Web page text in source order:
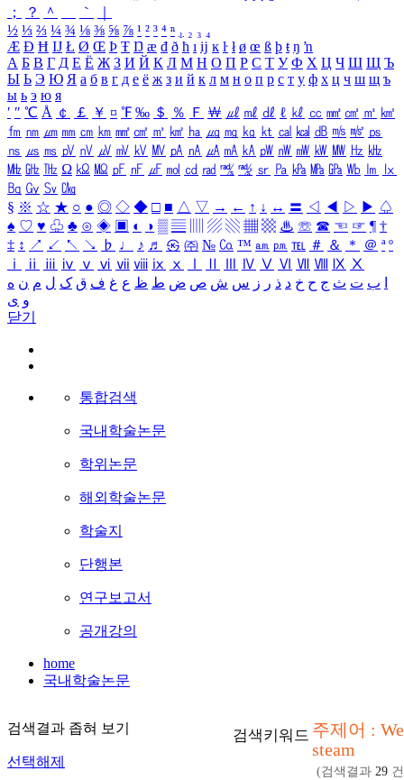
；
？ ＾ ｀
½ ⅓ ⅔ ¼ ¾ ⅛ ⅜ ⅝ ⅞ ¹ ² ³ ⁴ ⁿ ₁ ₂ ₃ ₄
Æ Ð Ħ Ĳ Ł Ø Œ Þ Ŧ Ŋ æ đ ð ħ ı ĳ ĸ ŀ ł ø œ ß þ ŧ ŋ ŉ
А Б В Г Д Е Ё Ж З И Й К Л М Н О П Р С Т У Ф Х Ц Ч Ш Щ Ъ
Ы Ь Э Ю Я а б в г д е ё ж з и й к л м н о п р с т у ф х ц ч ш щ ъ
ы ь э ю я
′ ″ ℃ Å ￠ ￡ ￥ ¤ ℉ ‰ ＄ ％ Ｆ ￦ ㎕ ㎖ ㎗ ℓ ㎘ ㏄ ㎣ ㎤ ㎥ ㎦
㎙ ㎚ ㎛ ㎜ ㎝ ㎞ ㎟ ㎠ ㎡ ㎢ ㏊ ㎍ ㎎ ㎏ ㏏ ㎈ ㎉ ㏈ ㎧ ㎨ ㎰
㎱ ㎲ ㎳ ㎴ ㎵ ㎶ ㎷ ㎸ ㎹ ㎀ ㎁ ㎂ ㎃ ㎄ ㎺ ㎻ ㎽ ㎾ ㎿ ㎐ ㎑
㎒ ㎓ ㎔ Ω ㏀ ㏁ ㎊ ㎋ ㎌ ㏖ ㏅ ㎭ ㎮ ㎯ ㏛ ㎩ ㎪ ㎫ ㎬ ㏝ ㏐
㏓
㏃ ㏉ ㏜ ㏆
§ ※ ☆ ★ ○ ● ◎ ◇ ◆ □ ■ △ ▽ → ← ↑ ↓ ↔ 〓 ◁ ◀ ▷ ▶ ♤
♠ ♡ ♥ ♧ ♣ ⊙ ◈ ▣ ◐ ◑ ▒ ▤ ▨ ▧ ▦ ▩ ♨ ☏ ☎ ☜ ☞ ¶ †
‡ ↕ ↗ ↙ ↖ ↘ ♭ ♩ ♪ ♬ ㉿ ㈜ № ㏇ ™ ㏂ ㏘ ℡ ＃ ＆ ＊ ＠ ª º
ⅰ
ⅱ ⅲ ⅳ ⅴ ⅵ ⅶ ⅷ ⅸ ⅹ Ⅳ Ⅴ Ⅵ Ⅶ Ⅷ Ⅸ Ⅹ
ب ت ث ج ح خ د ذ ر ز س ش ص ض ط ظ ع غ ف ق ک ل م ن ه
و ی
닫기
통합검색
국내학술논문
학위논문
해외학술논문
학술지
단행본
연구보고서
공개강의
home
국내학술논문
검색결과 좁혀 보기
선택해제
검색키워드 주제어 :
steam
(검색결과 29